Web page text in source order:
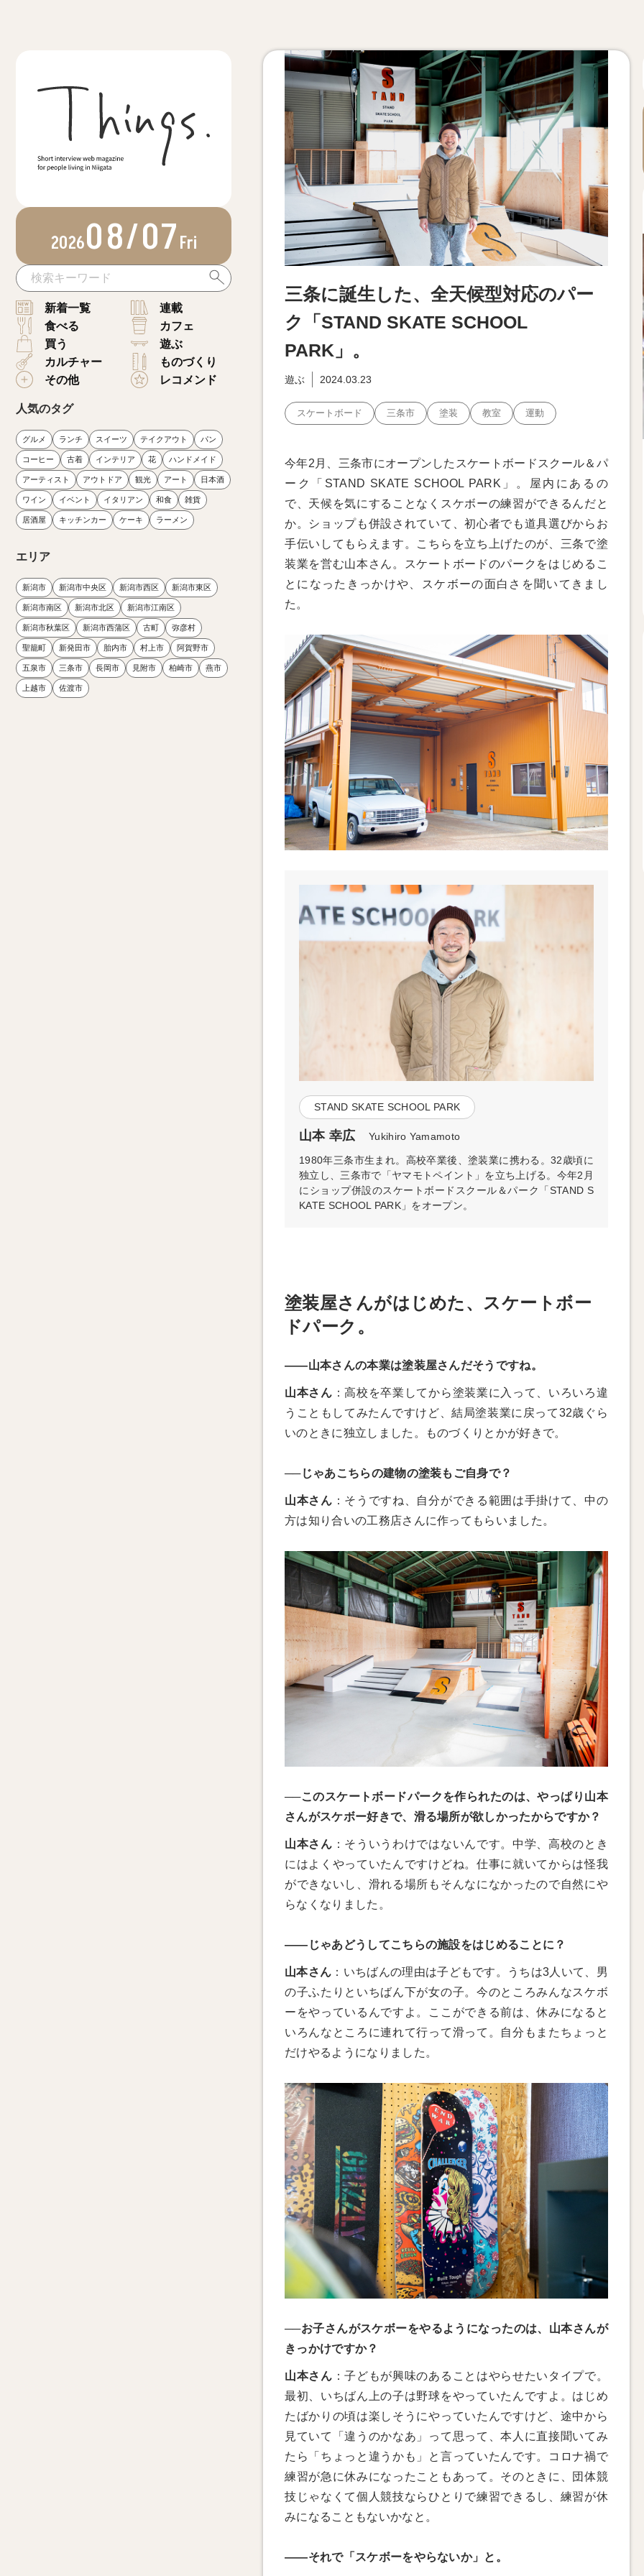
202608/07Fri
新着一覧
連載
食べる
カフェ
買う
遊ぶ
カルチャー
ものづくり
その他
レコメンド
人気のタグ
グルメ ランチ スイーツ テイクアウト パン
コーヒー 古着 インテリア 花 ハンドメイド
アーティスト アウトドア 観光 アート 日本酒
ワイン イベント イタリアン 和食 雑貨
居酒屋 キッチンカー ケーキ ラーメン
エリア
新潟市 新潟市中央区 新潟市西区 新潟市東区
新潟市南区 新潟市北区 新潟市江南区
新潟市秋葉区 新潟市西蒲区 古町 弥彦村
聖籠町 新発田市 胎内市 村上市 阿賀野市
五泉市 三条市 長岡市 見附市 柏崎市 燕市
上越市 佐渡市
三条に誕生した、全天候型対応のパー
ク「STAND SKATE SCHOOL
PARK」。
遊ぶ 2024.03.23
スケートボード 三条市 塗装 教室 運動
今年2月、三条市にオープンしたスケートボードスクール＆パ
ーク「STAND SKATE SCHOOL PARK」。屋内にあるの
で、天候を気にすることなくスケボーの練習ができるんだと
か。ショップも併設されていて、初心者でも道具選びからお
手伝いしてもらえます。こちらを立ち上げたのが、三条で塗
装業を営む山本さん。スケートボードのパークをはじめるこ
とになったきっかけや、スケボーの面白さを聞いてきまし
た。
STAND SKATE SCHOOL PARK
山本 幸広 Yukihiro Yamamoto
1980年三条市生まれ。高校卒業後、塗装業に携わる。32歳頃に
独立し、三条市で「ヤマモトペイント」を立ち上げる。今年2月
にショップ併設のスケートボードスクール＆パーク「STAND S
KATE SCHOOL PARK」をオープン。
塗装屋さんがはじめた、スケートボー
ドパーク。
――山本さんの本業は塗装屋さんだそうですね。
山本さん ：高校を卒業してから塗装業に入って、いろいろ違
うこともしてみたんですけど、結局塗装業に戻って32歳ぐら
いのときに独立しました。ものづくりとかが好きで。
──じゃあこちらの建物の塗装もご自身で？
山本さん ：そうですね、自分ができる範囲は手掛けて、中の
方は知り合いの工務店さんに作ってもらいました。
──このスケートボードパークを作られたのは、やっぱり山本
さんがスケボー好きで、滑る場所が欲しかったからですか？
山本さん ：そういうわけではないんです。中学、高校のとき
にはよくやっていたんですけどね。仕事に就いてからは怪我
ができないし、滑れる場所もそんなになかったので自然にや
らなくなりました。
――じゃあどうしてこちらの施設をはじめることに？
山本さん ：いちばんの理由は子どもです。うちは3人いて、男
の子ふたりといちばん下が女の子。今のところみんなスケボ
ーをやっているんですよ。ここができる前は、休みになると
いろんなところに連れて行って滑って。自分もまたちょっと
だけやるようになりました。
──お子さんがスケボーをやるようになったのは、山本さんが
きっかけですか？
山本さん ：子どもが興味のあることはやらせたいタイプで。
最初、いちばん上の子は野球をやっていたんですよ。はじめ
たばかりの頃は楽しそうにやっていたんですけど、途中から
見ていて「違うのかなあ」って思って、本人に直接聞いてみ
たら「ちょっと違うかも」と言っていたんです。コロナ禍で
練習が急に休みになったこともあって。そのときに、団体競
技じゃなくて個人競技ならひとりで練習できるし、練習が休
みになることもないかなと。
――それで「スケボーをやらないか」と。